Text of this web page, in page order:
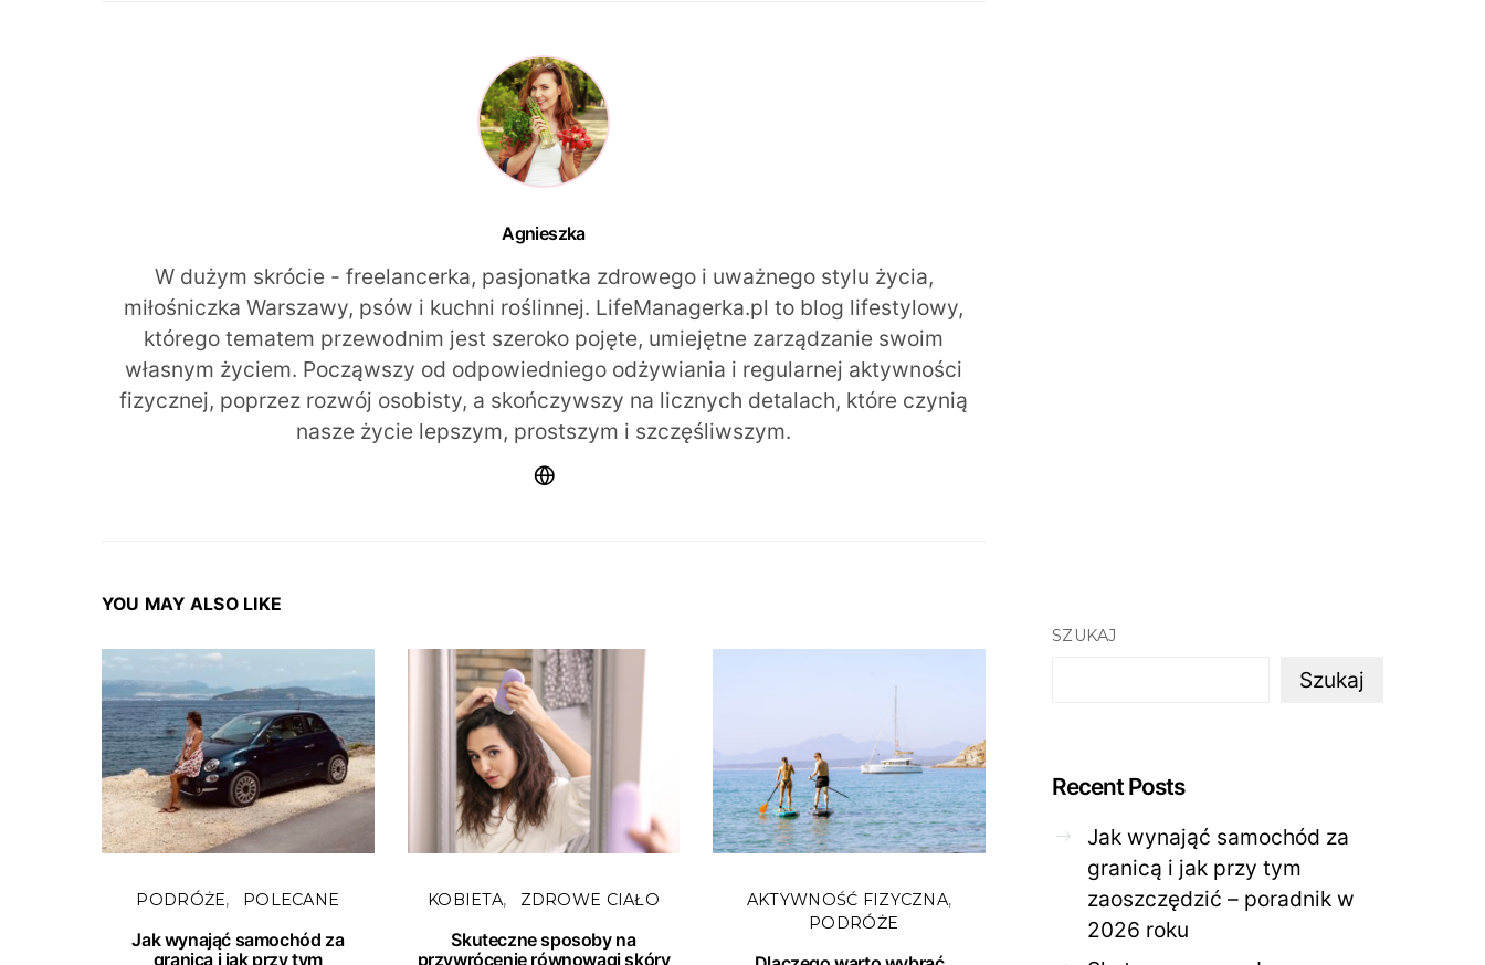
Agnieszka
W dużym skrócie - freelancerka, pasjonatka zdrowego i uważnego stylu życia,
miłośniczka Warszawy, psów i kuchni roślinnej. LifeManagerka.pl to blog lifestylowy,
którego tematem przewodnim jest szeroko pojęte, umiejętne zarządzanie swoim
własnym życiem. Począwszy od odpowiedniego odżywiania i regularnej aktywności
fizycznej, poprzez rozwój osobisty, a skończywszy na licznych detalach, które czynią
nasze życie lepszym, prostszym i szczęśliwszym.
YOU MAY ALSO LIKE
PODRÓŻE POLECANE
Jak wynająć samochód za
granicą i jak przy tym
KOBIETA ZDROWE CIAŁO
Skuteczne sposoby na
przywrócenie równowagi skóry
AKTYWNOŚĆ FIZYCZNA
PODRÓŻE
ZDROWE CIAŁO
Jak skutecznie zadbać o
problematyczną cerę w
SZUKAJ
Szukaj
Recent Posts
Jak wynająć samochód za
granicą i jak przy tym
zaoszczędzić – poradnik w
2026 roku